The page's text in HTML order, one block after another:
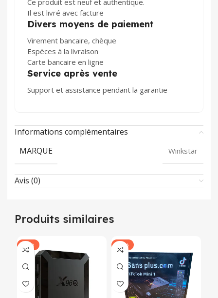
Ce produit est neuf et authentique.
Il est livré avec facture
Divers moyens de paiement
Virement bancaire, chèque
Espèces à la livraison
Carte bancaire en ligne
Service après vente
Support et assistance pendant la garantie
Informations complémentaires
MARQUE
Winkstar
Avis (0)
Produits similaires
-30% -39%